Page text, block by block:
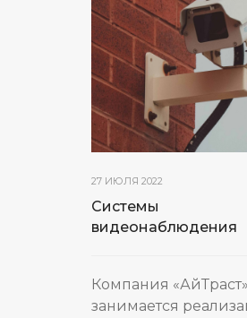
27 ИЮЛЯ 2022
Системы
видеонаблюдения
Компания «АйТраст»
занимается